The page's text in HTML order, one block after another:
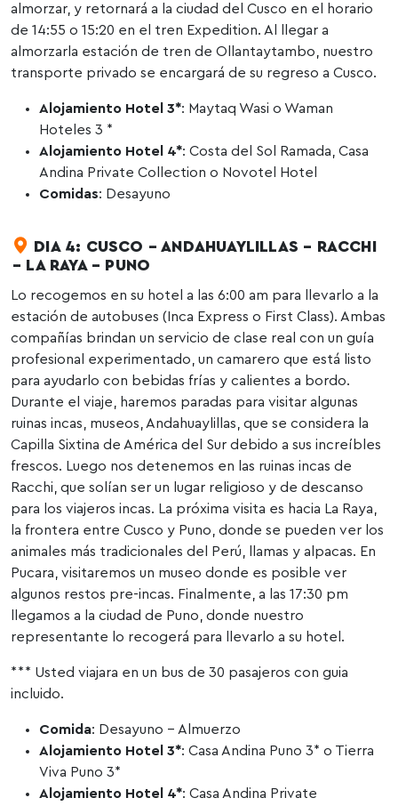
almorzar, y retornará a la ciudad del Cusco en el horario
de 14:55 o 15:20 en el tren Expedition. Al llegar a
almorzarla estación de tren de Ollantaytambo, nuestro
transporte privado se encargará de su regreso a Cusco.
Alojamiento Hotel 3*: Maytaq Wasi o Waman
Hoteles 3 *
Alojamiento Hotel 4*: Costa del Sol Ramada, Casa
Andina Private Collection o Novotel Hotel
Comidas: Desayuno
DIA 4: CUSCO – ANDAHUAYLILLAS – RACCHI
– LA RAYA – PUNO
Lo recogemos en su hotel a las 6:00 am para llevarlo a la
estación de autobuses (Inca Express o First Class). Ambas
compañías brindan un servicio de clase real con un guía
profesional experimentado, un camarero que está listo
para ayudarlo con bebidas frías y calientes a bordo.
Durante el viaje, haremos paradas para visitar algunas
ruinas incas, museos, Andahuaylillas, que se considera la
Capilla Sixtina de América del Sur debido a sus increíbles
frescos. Luego nos detenemos en las ruinas incas de
Racchi, que solían ser un lugar religioso y de descanso
para los viajeros incas. La próxima visita es hacia La Raya,
la frontera entre Cusco y Puno, donde se pueden ver los
animales más tradicionales del Perú, llamas y alpacas. En
Pucara, visitaremos un museo donde es posible ver
algunos restos pre-incas. Finalmente, a las 17:30 pm
llegamos a la ciudad de Puno, donde nuestro
representante lo recogerá para llevarlo a su hotel.
*** Usted viajara en un bus de 30 pasajeros con guia
incluido.
Comida: Desayuno – Almuerzo
Alojamiento Hotel 3*: Casa Andina Puno 3* o Tierra
Viva Puno 3*
Alojamiento Hotel 4*: Casa Andina Private